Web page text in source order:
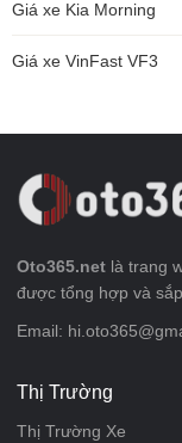
Giá xe Kia Morning
Giá xe VinFast VF3
Oto365.net là trang
được tổng hợp và
Email:
Thị Trường
Thị Trường Xe